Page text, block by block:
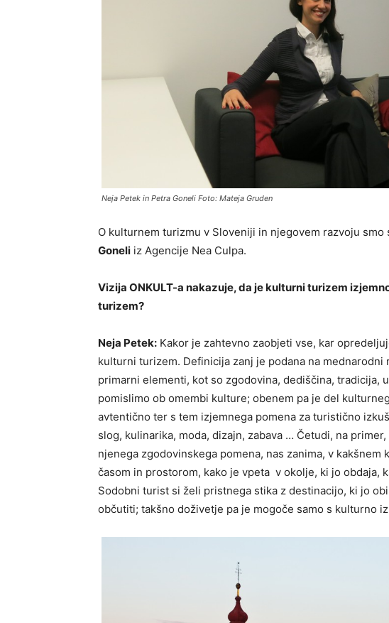
Neja Petek in Petra Goneli Foto: Mateja Gruden
O kulturnem turizmu v Sloveniji in njegovem razvoju smo
Goneli iz Agencije Nea Culpa.
Vizija ONKULT-a nakazuje, da je kulturni turizem
turizem?
Neja Petek: Kakor je zahtevno zaobjeti vse, kar
kulturni turizem. Definicija zanj je podana na
primarni elementi, kot so zgodovina, dediščina, tradicija,
pomislimo ob omembi kulture; obenem pa je del
avtentično ter s tem izjemnega pomena za turistično
slog, kulinarika, moda, dizajn, zabava … Četudi, na
njenega zgodovinskega pomena, nas zanima, v
časom in prostorom, kako je vpeta v okolje, ki jo obdaja,
Sodobni turist si želi pristnega stika z destinacijo, ki jo
občutiti; takšno doživetje pa je mogoče samo s kulturno